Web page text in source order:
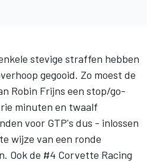
stevige straffen hebben
gegooid. Zo moest de
Robin Frijns een stop/go-
minuten en twaalf
voor GTP's dus - inlossen
wijze van een ronde
Ook de #4 Corvette Racing